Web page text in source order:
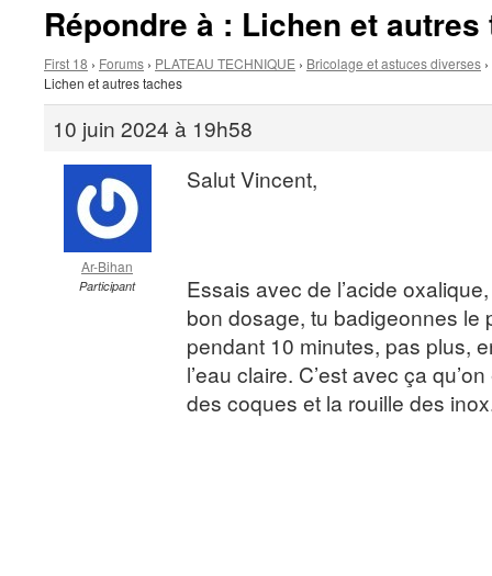
Répondre à : Lichen et autres
First 18 › Forums › PLATEAU TECHNIQUE › Bricolage et astuces diverses ›
Lichen et autres taches
10 juin 2024 à 19h58
Ar-Bihan
Participant
Salut Vincent,
Essais avec de l’acide
bon dosage, tu badigeonnes le
pendant 10 minutes, pas plus,
l’eau claire. C’est avec ça
des coques et la rouille des